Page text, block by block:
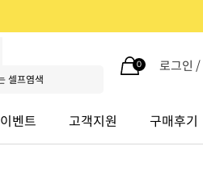
0 로그인 /
이벤트 고객지원 구매후기